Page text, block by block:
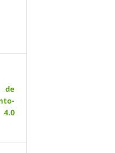
de